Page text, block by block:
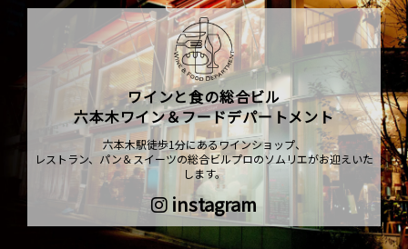
ワインと食の総合ビル
六本木ワイン＆フードデパートメント
六本木駅徒歩1分にあるワインショップ、
レストラン、パン＆スイーツの総合ビルプロのソムリエがお迎えいた
します。
instagram